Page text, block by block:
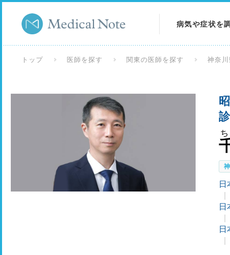
病気や症状を
検査を調べる
トップ 医師を探す 関東の医師を探す 神奈
日
日
日